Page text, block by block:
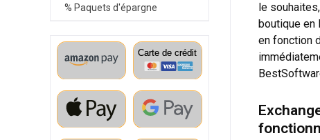
% Paquets d'épargne
le
boutique en
en fonction